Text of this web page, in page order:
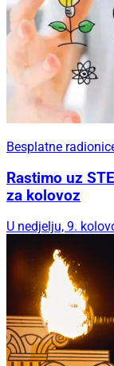
Besplatne
Rastimo uz
za kolovoz
U nedjelju, 9.